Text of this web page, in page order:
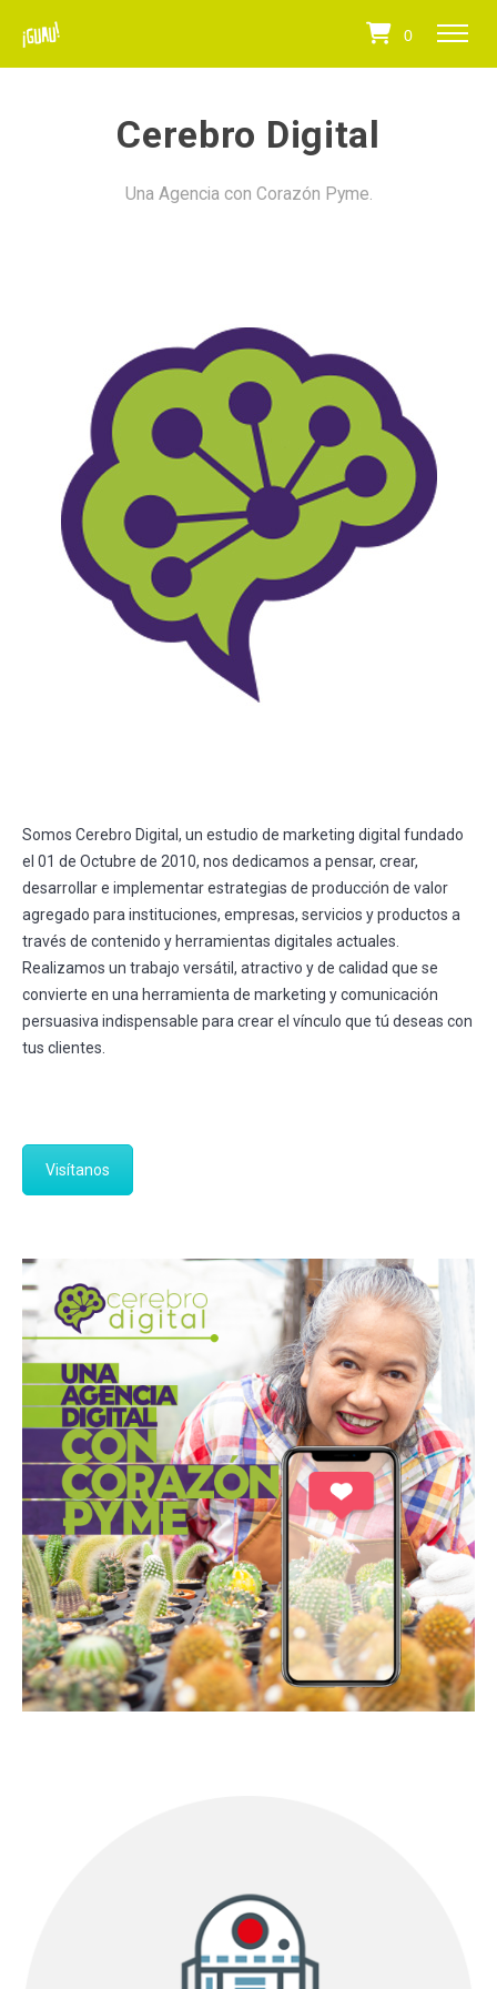
0
Cerebro Digital
Una Agencia con Corazón Pyme.
Somos Cerebro Digital, un estudio de marketing digital fundado
el 01 de Octubre de 2010, nos dedicamos a pensar, crear,
desarrollar e implementar estrategias de producción de valor
agregado para instituciones, empresas, servicios y productos a
través de contenido y herramientas digitales actuales.
Realizamos un trabajo versátil, atractivo y de calidad que se
convierte en una herramienta de marketing y comunicación
persuasiva indispensable para crear el vínculo que tú deseas con
tus clientes.
Visítanos